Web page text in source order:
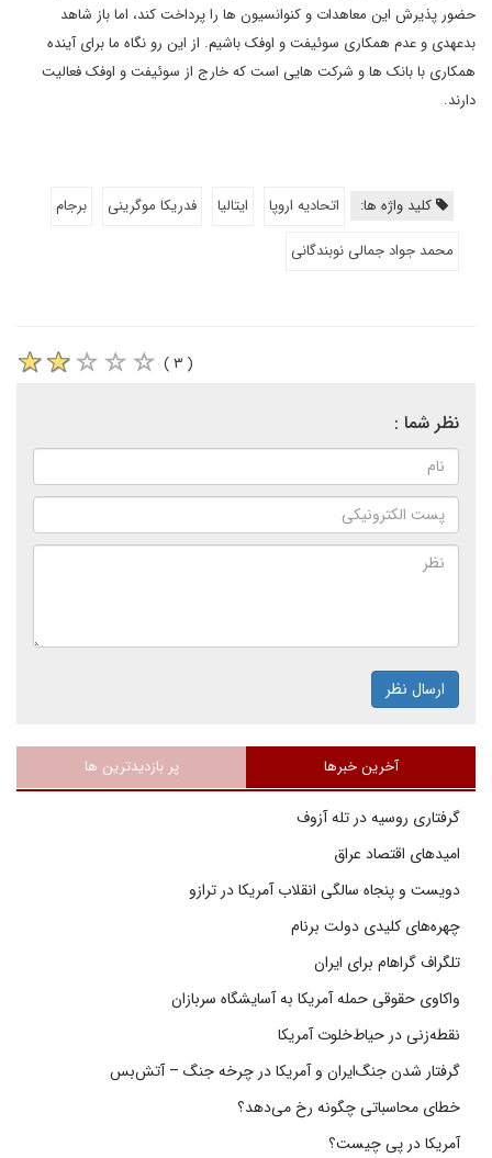
حضور پذیرش این معاهدات و کنوانسیون ها را پرداخت کند، اما باز شاهد
بدعهدی و عدم همکاری سوئیفت و اوفک باشیم. از این رو نگاه ما برای آینده
همکاری با بانک ها و شرکت هایی است که خارج از سوئیفت و اوفک فعالیت
دارند.
کلید واژه ها: اتحادیه اروپا ایتالیا فدریکا موگرینی
برجام
محمد جواد جمالی نوبندگانی
( ۳ )
نظر شما :
ارسال نظر
آخرین خبرها پر بازدیدترین ها
گرفتاری روسیه در تله آزوف
امیدهای اقتصاد عراق
دویست و پنجاه سالگی انقلاب آمریکا در ترازو
چهره‌های کلیدی دولت برنام
تلگراف گراهام برای ایران
واکاوی حقوقی حمله آمریکا به آسایشگاه سربازان
نقطه‌زنی در حیاط‌خلوت آمریکا
گرفتار شدن جنگ‌ایران و آمریکا در چرخه جنگ – آتش‌بس
خطای محاسباتی چگونه رخ می‌دهد؟
آمریکا در پی چیست؟